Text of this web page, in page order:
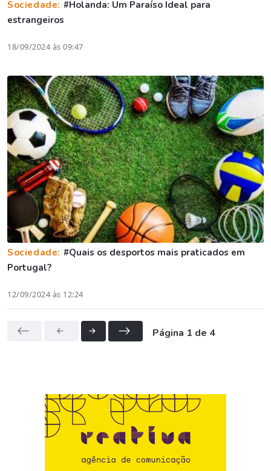
Sociedade: #Holanda: Um Paraíso Ideal para
estrangeiros
18/09/2024 às 09:47
Sociedade: #Quais os desportos mais praticados em
Portugal?
12/09/2024 às 12:24
Página 1 de 4